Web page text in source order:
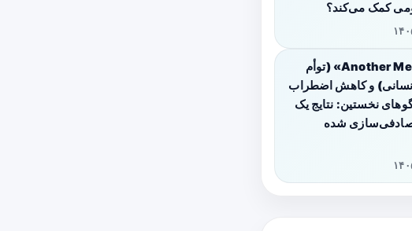
کمک می‌کند؟
۱۷
فناوری «Another Me» (توأم
و کاهش اضطراب
نخستین: نتایج یک
شده
۱۷